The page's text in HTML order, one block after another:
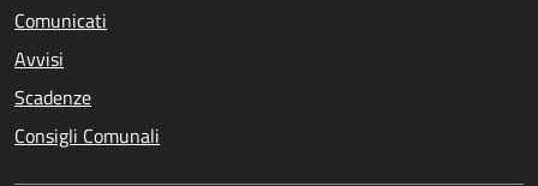
Comunicati
Avvisi
Scadenze
Consigli Comunali